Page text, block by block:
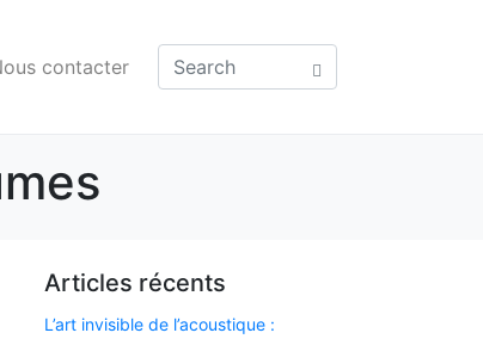
contacter
Articles récents
L’art invisible de l’acoustique :